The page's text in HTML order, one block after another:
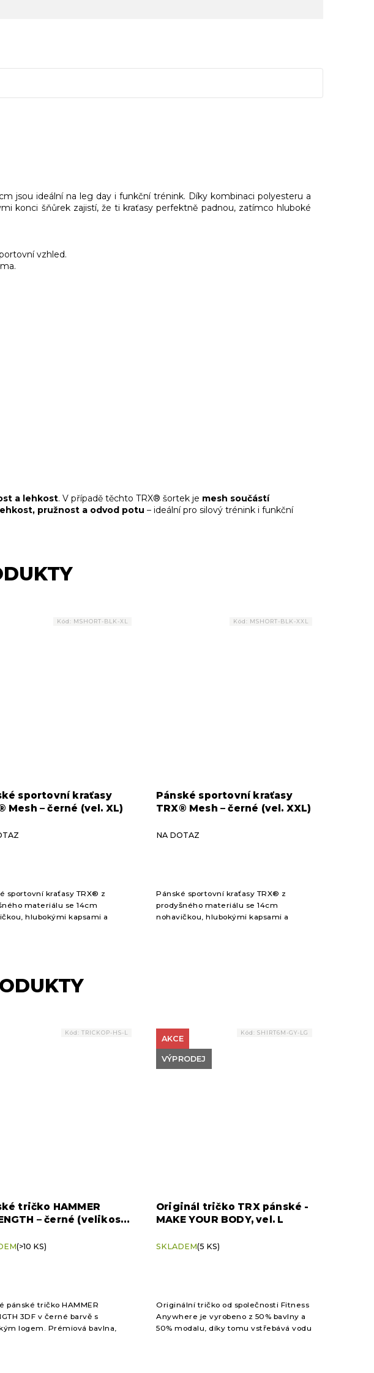
jsou ideální na leg day i funkční trénink. Díky kombinaci polyesteru a
konci šňůrek zajistí, že ti kraťasy perfektně padnou, zatímco hluboké
vzhled.
a lehkost. V případě těchto TRX® šortek je mesh součástí
pružnost a odvod potu – ideální pro silový trénink i funkční
sportovní kraťasy
Mesh – černé (vel. XL)
sportovní kraťasy TRX® z
materiálu se 14cm
hlubokými kapsami a
Kód: MSHORT-BLK-XL
Pánské sportovní kraťasy
TRX® Mesh – černé (vel. XXL)
NA DOTAZ
Pánské sportovní kraťasy TRX® z
prodyšného materiálu se 14cm
nohavičkou, hlubokými kapsami a
Kód: MSHORT-BLK-XXL
tričko HAMMER
– černé (velikost
(>10 KS)
pánské tričko HAMMER
3DF v černé barvě s
logem. Prémiová bavlna,
Kód: TRICKOP-HS-L
AKCE
VÝPRODEJ
Originál tričko TRX pánské -
MAKE YOUR BODY, vel. L
SKLADEM(5 KS)
Originální tričko od společnosti Fitness
Anywhere je vyrobeno z 50% bavlny a
50% modalu, díky tomu vstřebává vodu
Kód: SHIRT6M-GY-LG